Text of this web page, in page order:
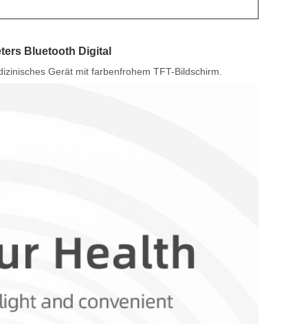
Bluetooth Digital
Gerät mit farbenfrohem TFT-Bildschirm.